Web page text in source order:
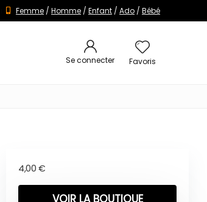
Femme / Homme / Enfant / Ado / Bébé
Se connecter Favoris
4,00 €
VOIR LA BOUTIQUE